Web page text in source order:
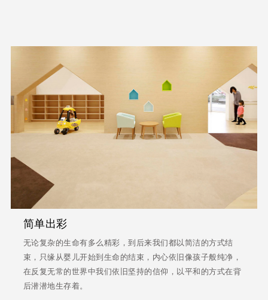
简单出彩
无论复杂的生命有多么精彩，到后来我们都以简洁的方式结
束，只缘从婴儿开始到生命的结束，内心依旧像孩子般纯净，
在反复无常的世界中我们依旧坚持的信仰，以平和的方式在背
后潜潜地生存着。